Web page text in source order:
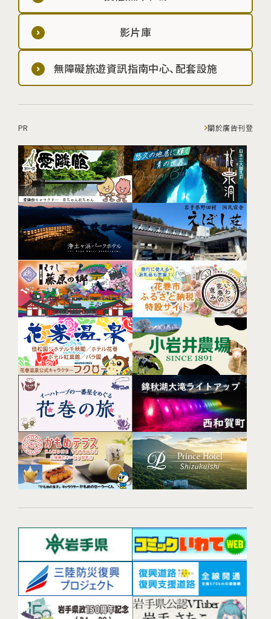
影片庫
無障礙旅遊資訊指南中心、配套設施
PR 關於廣告刊登